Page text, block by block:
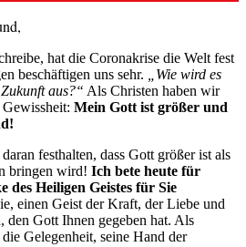
hat die Coronakrise die Welt fest
beschäftigen uns sehr. „Wie wird es
aus?“ Als Christen haben wir
Mein Gott ist größer und
festhalten, dass Gott größer ist als
bringen wird! Ich bete heute für
des Heiligen Geistes für Sie
einen Geist der Kraft, der Liebe und
den Gott Ihnen gegeben hat. Als
Gelegenheit, seine Hand der